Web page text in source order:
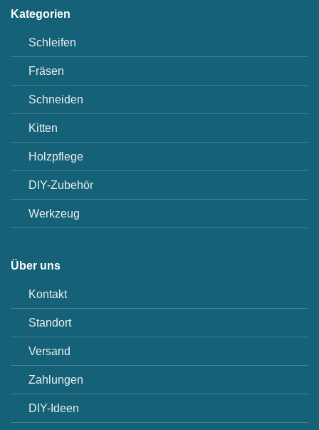
Kategorien
Schleifen
Fräsen
Schneiden
Kitten
Holzpflege
DIY-Zubehör
Werkzeug
Über uns
Kontakt
Standort
Versand
Zahlungen
DIY-Ideen